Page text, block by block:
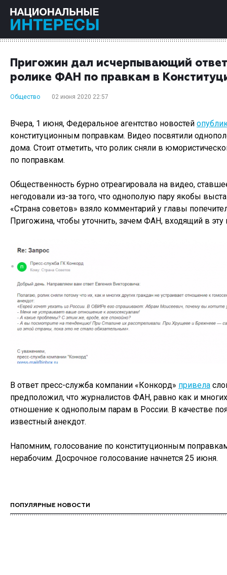
Пригожин дал исчерпывающий
ролике ФАН по правкам в
Общество 02 июня 2020 22:57
Вчера, 1 июня, Федеральное агентство новостей
конституционным поправкам. Видео посвятили
дома. Стоит отметить, что ролик сняли в
по поправкам.
Общественность бурно отреагировала на видео,
негодовали из-за того, что однополую пару якобы
«Страна советов» взяло комментарий у главы
Пригожина, чтобы уточнить, зачем ФАН, входящий в эту
В ответ пресс-служба компании «Конкорд» привела
предположил, что журналистов ФАН, равно как и
отношение к однополым парам в России. В качестве
известный анекдот.
Напомним, голосование по конституционным
нерабочим. Досрочное голосование начнется 25 июня.
ПОПУЛЯРНЫЕ НОВОСТИ